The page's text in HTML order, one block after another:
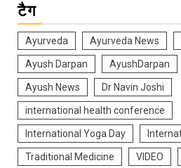
टैग
Ayurveda Ayurveda News
Ayush Darpan AyushDarpan
Ayush News Dr Navin Joshi
international health conference
International Yoga Day
Traditional Medicine VIDEO